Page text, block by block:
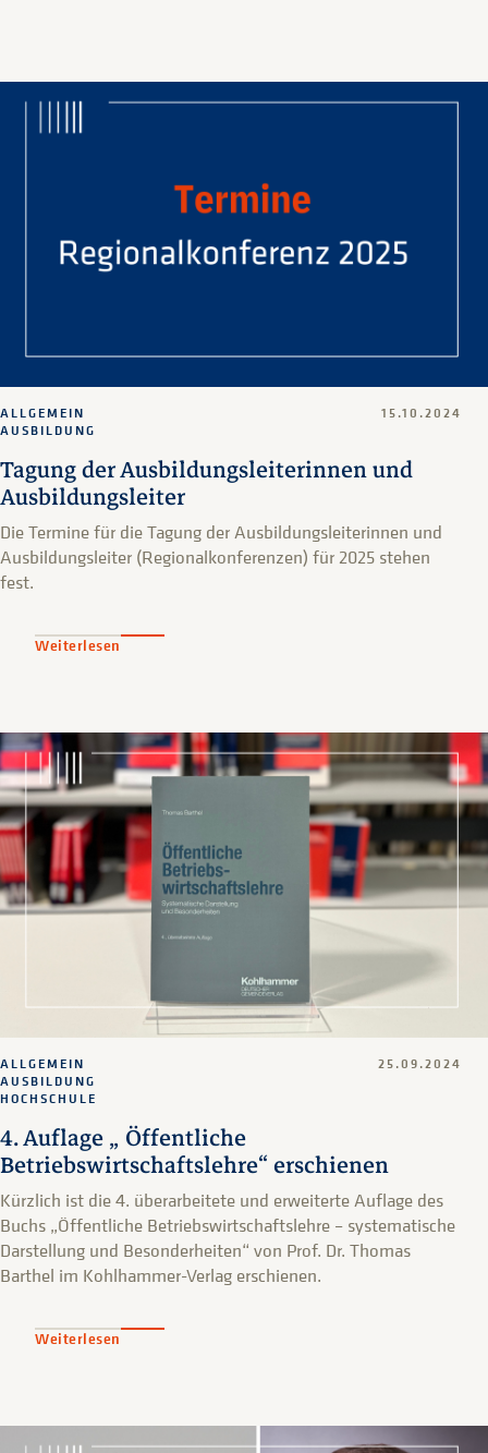
Tagung der Ausbildungsleiterinnen und
Ausbildungsleiter
ALLGEMEIN
AUSBILDUNG
15.10.2024
Die Termine für die Tagung der Ausbildungsleiterinnen und
Ausbildungsleiter (Regionalkonferenzen) für 2025 stehen
fest.
Weiterlesen
4. Auflage „ Öffentliche
Betriebswirtschaftslehre“ erschienen
ALLGEMEIN
AUSBILDUNG
HOCHSCHULE
25.09.2024
Kürzlich ist die 4. überarbeitete und erweiterte Auflage des
Buchs „Öffentliche Betriebswirtschaftslehre – systematische
Darstellung und Besonderheiten“ von Prof. Dr. Thomas
Barthel im Kohlhammer-Verlag erschienen.
Weiterlesen